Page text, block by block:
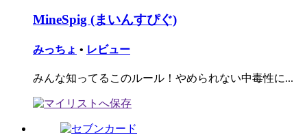
MineSpig (まいんすぴぐ)
みっちょ • レビュー
みんな知ってるこのルール！やめられない中毒性に...